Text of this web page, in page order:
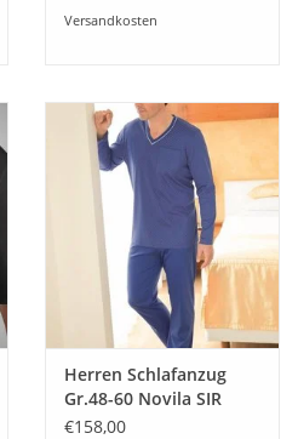
Versandkosten
Herren Schlafanzug
Gr.48-60 Novila SIR
8090/61.105
€158,00